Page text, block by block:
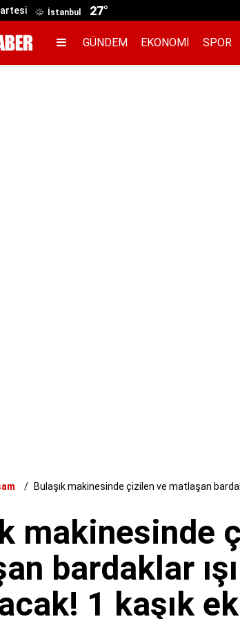
İstanbul 27°
GÜNDEM EKONOMI SPOR
Bulaşık makinesinde çizilen ve matlaşan
makinesinde
bardaklar
1 kaşık